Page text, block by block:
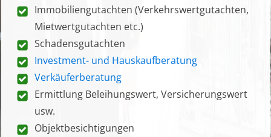
Immobiliengutachten (Verkehrswertgutachten,
Mietwertgutachten etc.)
Schadensgutachten
Investment- und Hauskaufberatung
Verkäuferberatung
Ermittlung Beleihungswert, Versicherungswert
usw.
Objektbesichtigungen